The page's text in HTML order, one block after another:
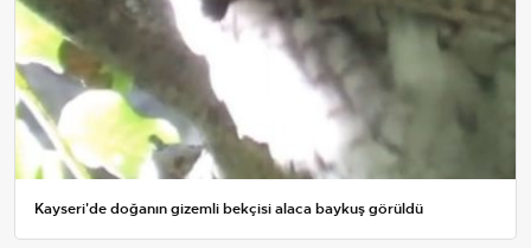
Kayseri'de doğanın gizemli bekçisi alaca baykuş görüldü